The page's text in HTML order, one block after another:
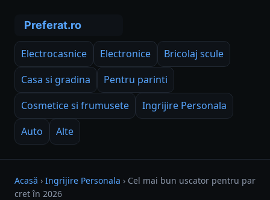
Electrocasnice Electronice
Bricolaj scule
Casa si gradina
Pentru parinti
Cosmetice si frumusete
Ingrijire Personala
Auto
Alte
Acasă › Ingrijire Personala › Cel mai bun uscator pentru par
cret în 2026